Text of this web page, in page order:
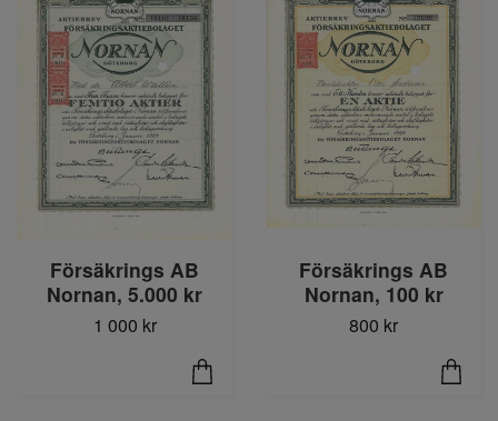
Försäkrings AB
Nornan, 5.000 kr
1 000 kr
Försäkrings AB
Nornan, 100 kr
800 kr